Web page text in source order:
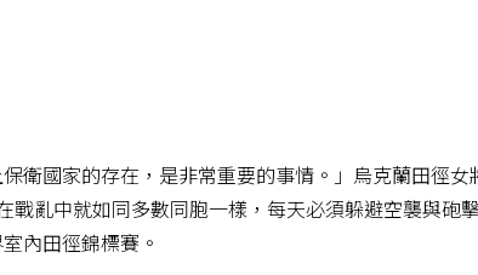
衛國家的存在，是非常重要的事情。」烏克蘭田徑女
戰亂中就如同多數同胞一樣，每天必須躲避空襲與砲
內田徑錦標賽。